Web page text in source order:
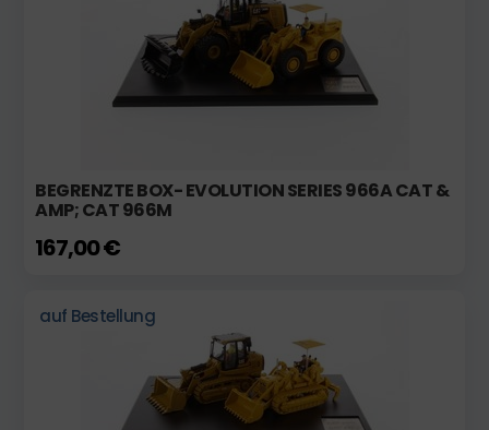
BEGRENZTE BOX- EVOLUTION SERIES 966A CAT &
AMP; CAT 966M
167,00 €
auf Bestellung